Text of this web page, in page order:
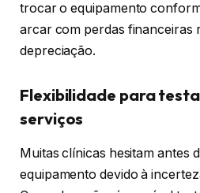
trocar o equipamento
arcar com perdas financeiras
depreciação.
Flexibilidade para
serviços
Muitas clínicas hesitam antes
equipamento devido à